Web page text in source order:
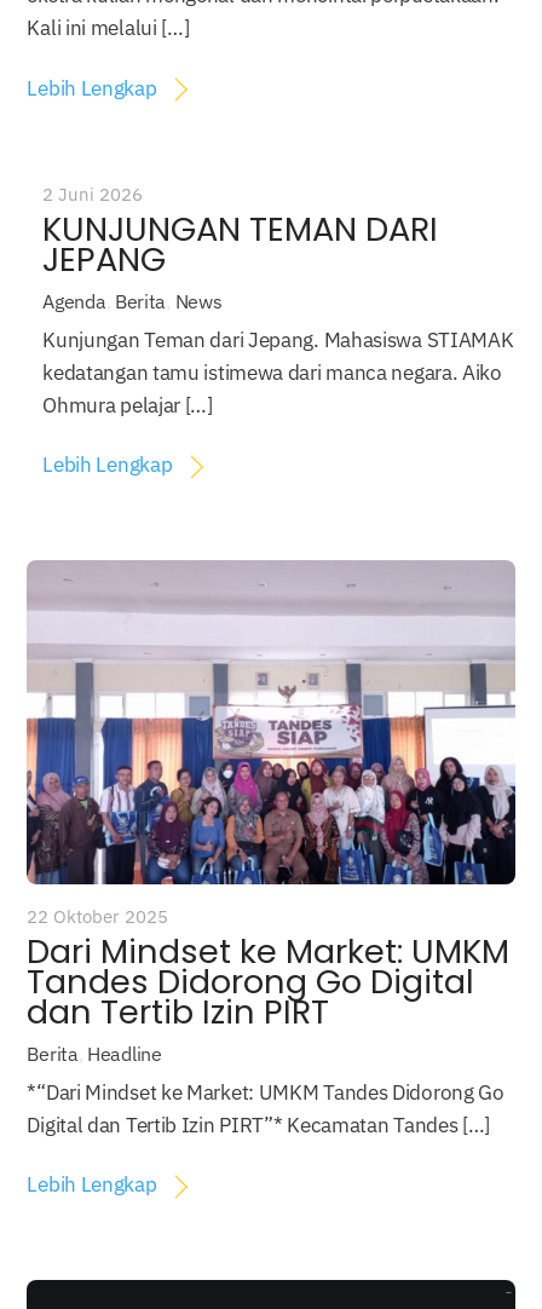
Kali ini melalui […]
Lebih Lengkap
2 Juni 2026
KUNJUNGAN TEMAN DARI
JEPANG
Agenda, Berita, News
Kunjungan Teman dari Jepang. Mahasiswa STIAMAK
kedatangan tamu istimewa dari manca negara. Aiko
Ohmura pelajar […]
Lebih Lengkap
22 Oktober 2025
Dari Mindset ke Market: UMKM
Tandes Didorong Go Digital
dan Tertib Izin PIRT
Berita, Headline
*“Dari Mindset ke Market: UMKM Tandes Didorong Go
Digital dan Tertib Izin PIRT”* Kecamatan Tandes […]
Lebih Lengkap